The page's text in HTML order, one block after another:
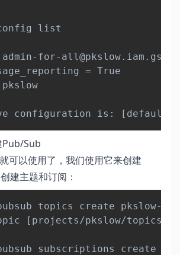
admin-for-
= True
pkslow
configuration is: [ default
Sub
可以使用了，我们使用它来创建
建主题和订阅：
topics create pkslow-
[ projects/pkslow/topics/
subscriptions create
Copy